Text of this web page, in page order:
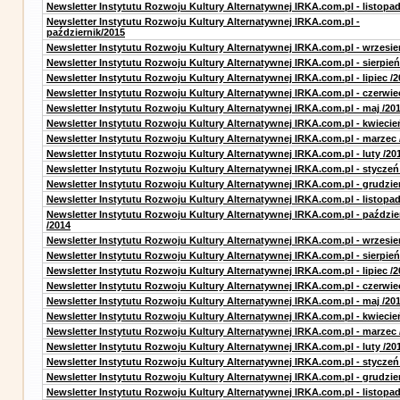
Newsletter Instytutu Rozwoju Kultury Alternatywnej IRKA.com.pl -
Newsletter Instytutu Rozwoju Kultury Alternatywnej IRKA.com.pl -
październik/2015
Newsletter Instytutu Rozwoju Kultury Alternatywnej IRKA.com.pl -
Newsletter Instytutu Rozwoju Kultury Alternatywnej IRKA.com.pl -
Newsletter Instytutu Rozwoju Kultury Alternatywnej IRKA.com.pl - lipiec /
Newsletter Instytutu Rozwoju Kultury Alternatywnej IRKA.com.pl -
Newsletter Instytutu Rozwoju Kultury Alternatywnej IRKA.com.pl - maj /
Newsletter Instytutu Rozwoju Kultury Alternatywnej IRKA.com.pl -
Newsletter Instytutu Rozwoju Kultury Alternatywnej IRKA.com.pl - marzec
Newsletter Instytutu Rozwoju Kultury Alternatywnej IRKA.com.pl - luty /
Newsletter Instytutu Rozwoju Kultury Alternatywnej IRKA.com.pl - styczeń
Newsletter Instytutu Rozwoju Kultury Alternatywnej IRKA.com.pl -
Newsletter Instytutu Rozwoju Kultury Alternatywnej IRKA.com.pl - listopad
Newsletter Instytutu Rozwoju Kultury Alternatywnej IRKA.com.pl -
/2014
Newsletter Instytutu Rozwoju Kultury Alternatywnej IRKA.com.pl -
Newsletter Instytutu Rozwoju Kultury Alternatywnej IRKA.com.pl - sierpień
Newsletter Instytutu Rozwoju Kultury Alternatywnej IRKA.com.pl - lipiec /
Newsletter Instytutu Rozwoju Kultury Alternatywnej IRKA.com.pl -
Newsletter Instytutu Rozwoju Kultury Alternatywnej IRKA.com.pl - maj /
Newsletter Instytutu Rozwoju Kultury Alternatywnej IRKA.com.pl -
Newsletter Instytutu Rozwoju Kultury Alternatywnej IRKA.com.pl - marzec
Newsletter Instytutu Rozwoju Kultury Alternatywnej IRKA.com.pl - luty /
Newsletter Instytutu Rozwoju Kultury Alternatywnej IRKA.com.pl - styczeń
Newsletter Instytutu Rozwoju Kultury Alternatywnej IRKA.com.pl -
Newsletter Instytutu Rozwoju Kultury Alternatywnej IRKA.com.pl - listopad